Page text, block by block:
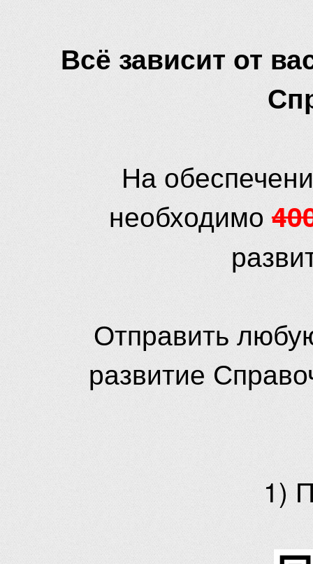
Всё зависит от
На
необходимо
Отправить
развитие
1)